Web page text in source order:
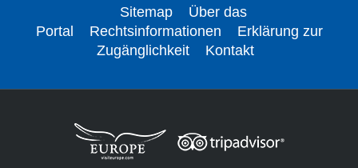
Sitemap
Über das
Portal
Rechtsinformationen
Erklärung zur
Zugänglichkeit
Kontakt